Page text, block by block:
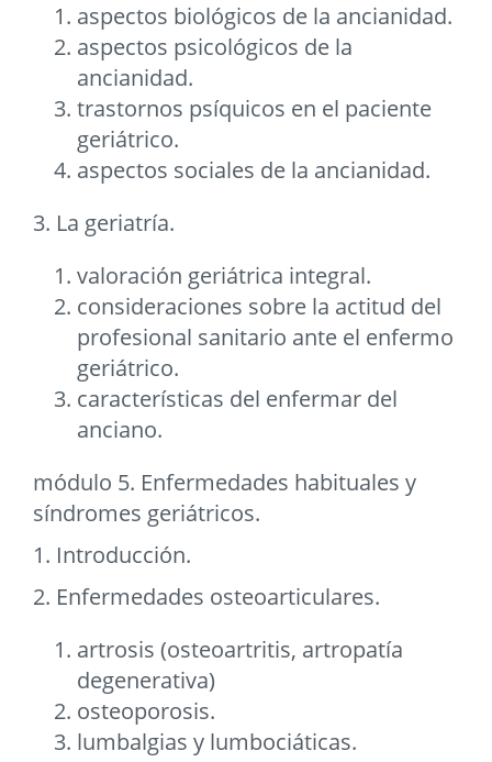
aspectos biológicos de la ancianidad.
aspectos psicológicos de la
ancianidad.
trastornos psíquicos en el paciente
geriátrico.
aspectos sociales de la ancianidad.
3. La geriatría.
valoración geriátrica integral.
consideraciones sobre la actitud del
profesional sanitario ante el enfermo
geriátrico.
características del enfermar del
anciano.
módulo 5. Enfermedades habituales y
síndromes geriátricos.
1. Introducción.
2. Enfermedades osteoarticulares.
artrosis (osteoartritis, artropatía
degenerativa)
osteoporosis.
lumbalgias y lumbociáticas.